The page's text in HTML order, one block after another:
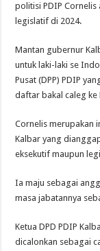
politisi PDIP
legislatif di 2024.
Mantan gubernur
untuk laki-laki se
Pusat (DPP) PDIP
daftar bakal caleg ke
Cornelis merupakan
Kalbar yang
eksekutif maupun
Ia maju sebagai
masa jabatannya
Ketua DPD PDIP
dicalonkan sebagai